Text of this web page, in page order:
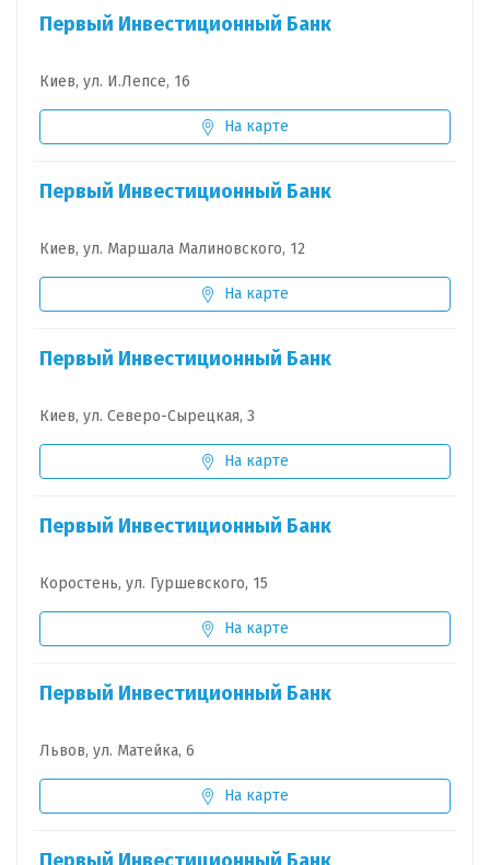
Первый Инвестиционный Банк
Киев, ул. И.Лепсе, 16
На карте
Первый Инвестиционный Банк
Киев, ул. Маршала Малиновского, 12
На карте
Первый Инвестиционный Банк
Киев, ул. Северо-Сырецкая, 3
На карте
Первый Инвестиционный Банк
Коростень, ул. Гуршевского, 15
На карте
Первый Инвестиционный Банк
Львов, ул. Матейка, 6
На карте